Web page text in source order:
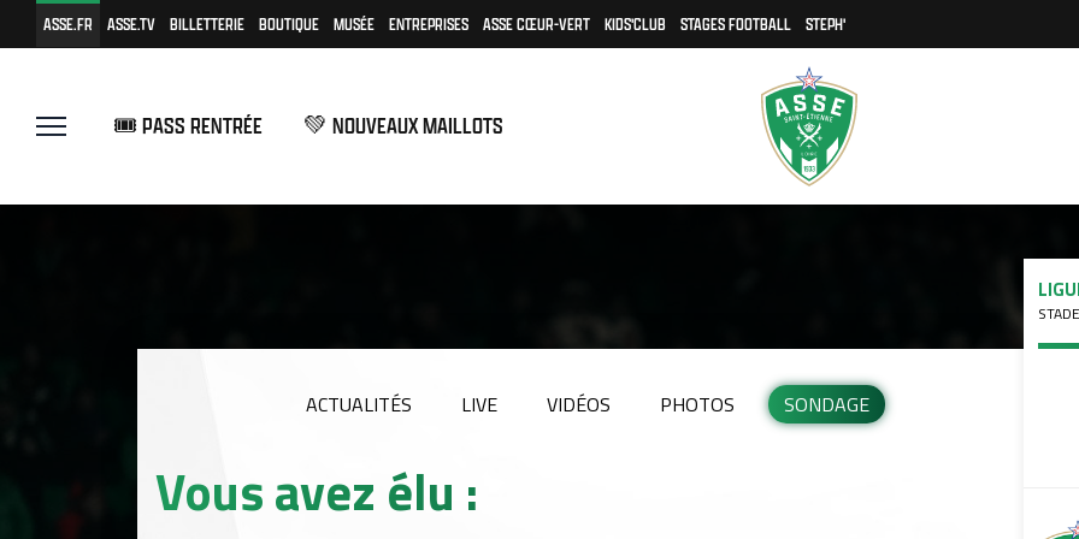
ASSE.FR ASSE.TV BILLETTERIE BOUTIQUE MUSÉE ENTREPRISES ASSE CŒUR-VERT KIDS'CLUB STAGES FOOTBALL STEPH'
🎟️ PASS RENTRÉE 💚 NOUVEAUX MAILLOTS
ACTUALITÉS LIVE VIDÉOS PHOTOS SONDAGE
Vous avez élu :